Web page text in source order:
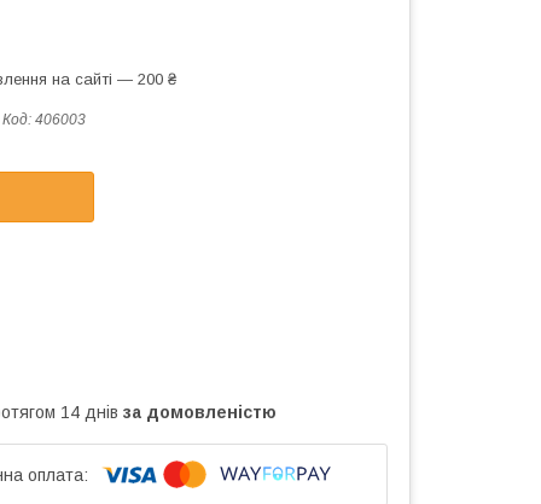
на сайті — 200 ₴
Код: 406003
14 днів за домовленістю